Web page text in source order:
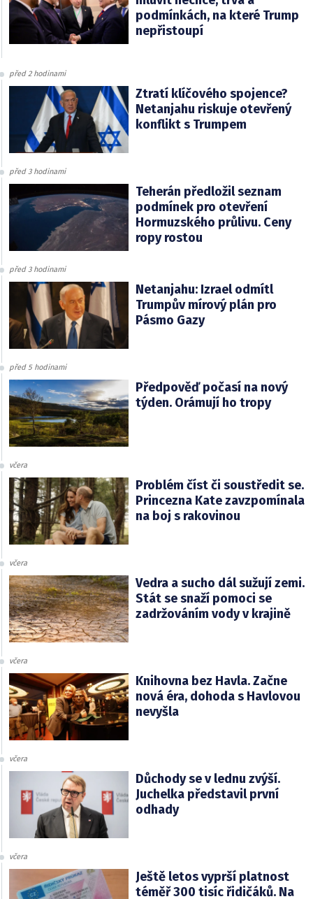
podmínkách, na které Trump
nepřistoupí
před 2 hodinami
Ztratí klíčového spojence?
Netanjahu riskuje otevřený
konflikt s Trumpem
před 3 hodinami
Teherán předložil seznam
podmínek pro otevření
Hormuzského průlivu. Ceny
ropy rostou
před 3 hodinami
Netanjahu: Izrael odmítl
Trumpův mírový plán pro
Pásmo Gazy
před 5 hodinami
Předpověď počasí na nový
týden. Orámují ho tropy
včera
Problém číst či soustředit se.
Princezna Kate zavzpomínala
na boj s rakovinou
včera
Vedra a sucho dál sužují zemi.
Stát se snaží pomoci se
zadržováním vody v krajině
včera
Knihovna bez Havla. Začne
nová éra, dohoda s Havlovou
nevyšla
včera
Důchody se v lednu zvýší.
Juchelka představil první
odhady
včera
Ještě letos vyprší platnost
téměř 300 tisíc řidičáků. Na